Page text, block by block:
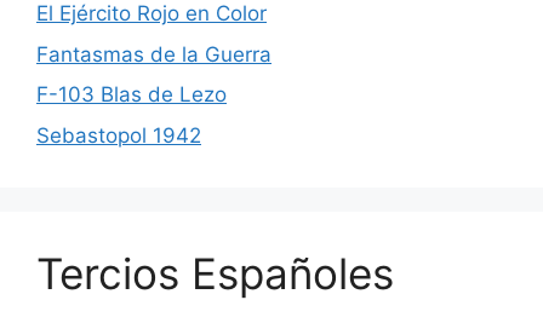
El Ejército Rojo en Color
Fantasmas de la Guerra
F-103 Blas de Lezo
Sebastopol 1942
Tercios Españoles